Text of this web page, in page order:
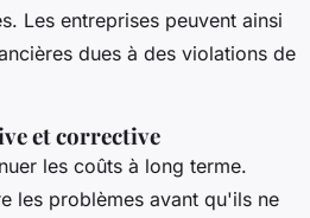
Les entreprises peuvent ainsi
dues à des violations de
et corrective
les coûts à long terme.
les problèmes avant qu'ils ne